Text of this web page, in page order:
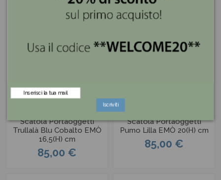
Scatola Portaoggetti
Trullalà Blu Cobalto EMÒ
16,5(H) cm
85,00 €
Scatola Portaoggetti
Pumo Lilla EMÒ 20(H) cm
85,00 €
Iscriviti